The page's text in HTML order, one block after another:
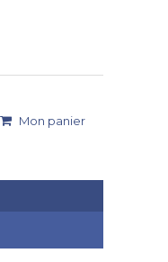
Mon panier